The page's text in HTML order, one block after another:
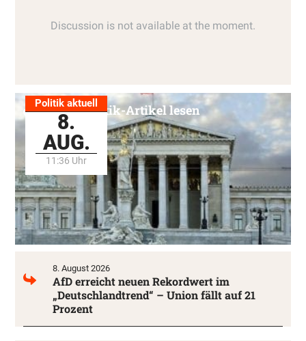
Politik aktuell
8.
AUG.
11:36 Uhr
Alle Politik-Artikel lesen
8. August 2026
AfD erreicht neuen Rekordwert im
„Deutschlandtrend“ – Union fällt auf 21
Prozent